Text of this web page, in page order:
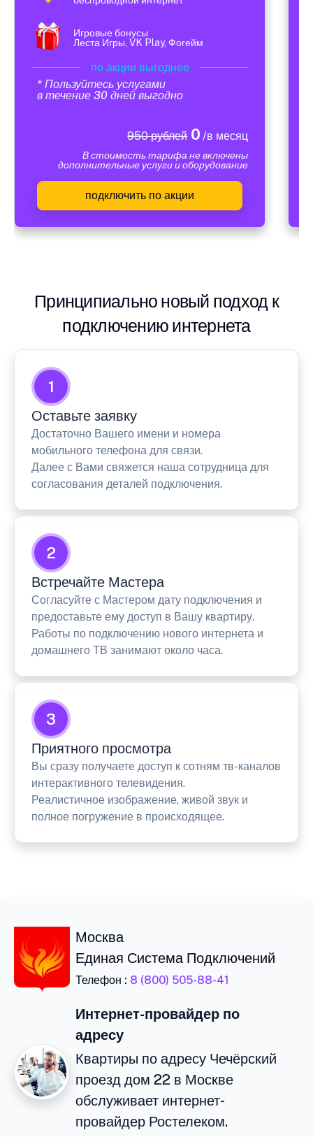
Игровые бонусы
Леста Игры, VK Play, Фогейм
по акции выгоднее
* Пользуйтесь услугами
в течение 30 дней выгодно
950 рублей0 /в месяц
В стоимость тарифа не включены
дополнительные услуги и оборудование
подключить по акции
Принципиально новый подход к
подключению интернета
1
Оставьте заявку
Достаточно Вашего имени и номера
мобильного телефона для связи.
Далее с Вами свяжется наша сотрудница для
согласования деталей подключения.
2
Встречайте Мастера
Согласуйте с Мастером дату подключения и
предоставьте ему доступ в Вашу квартиру.
Работы по подключению нового интернета и
домашнего ТВ занимают около часа.
3
Приятного просмотра
Вы сразу получаете доступ к сотням тв-каналов
интерактивного телевидения.
Реалистичное изображение, живой звук и
полное погружение в происходящее.
Москва
Единая Система Подключений
Телефон : 8 (800) 505-88-41
Интернет-провайдер по
адресу
Квартиры по адресу Чечёрский
проезд дом 22 в Москве
обслуживает интернет-
провайдер Ростелеком.